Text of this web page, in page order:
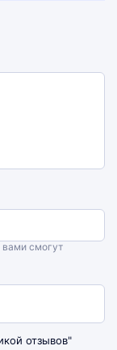
вами смогут
отзывов"